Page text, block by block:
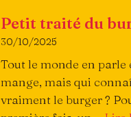
Petit traité du
30/10/2025
Tout le monde en parle
mange, mais qui
vraiment le burger ?